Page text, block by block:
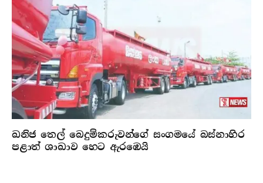
ඛනිජ තෙල් බෙදුම්කරුවන්ගේ සංගමයේ බස්නාහිර
පළාත් ශාඛාව හෙට ඇරඹෙයි